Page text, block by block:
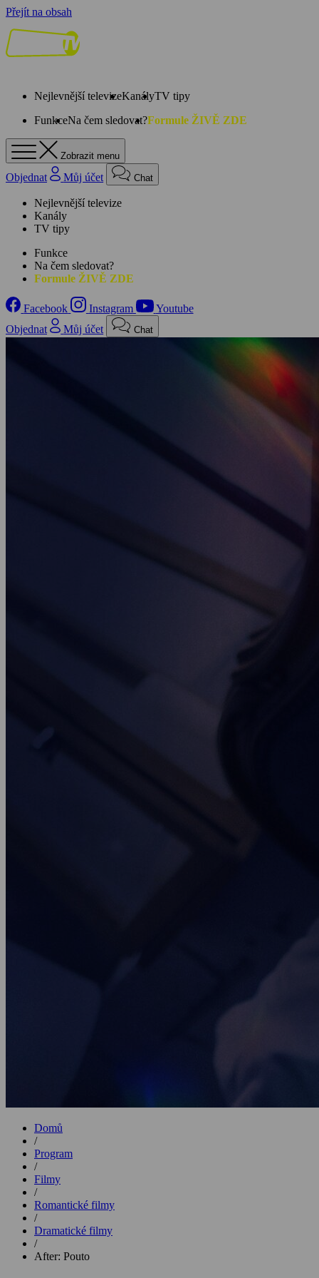
Přejít na obsah
Nejlevnější televizeKanályTV tipy
FunkceNa čem sledovat?Formule ŽIVĚ ZDE
Zobrazit menu
Objednat Můj účet Chat
Nejlevnější televize
Kanály
TV tipy
Funkce
Na čem sledovat?
Formule ŽIVĚ ZDE
Facebook Instagram
Youtube
Objednat
Můj účet Chat
Domů
/
Program
/
Filmy
/
Romantické filmy
/
Dramatické filmy
/
After: Pouto